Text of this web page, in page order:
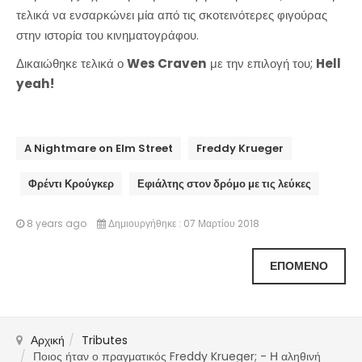
τελικά να ενσαρκώνει μία από τις σκοτεινότερες φιγούρας
στην ιστορία του κινηματογράφου.
Δικαιώθηκε τελικά οWes Craven με την επιλογή του; Hell
yeah!
A Nightmare on Elm Street Freddy Krueger
Φρέντι Κρούγκερ Εφιάλτης στον δρόμο με τις λεύκες
8 years ago Δημιουργήθηκε : 07 Μαρτίου 2018
ΕΠΌΜΕΝΟ
Αρχική
Tributes
Ποιος ήταν ο πραγματικός Freddy Krueger; - Η αληθινή